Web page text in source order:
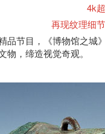
4k
再现纹理细
品节目，《博物馆之城
物，缔造视觉奇观。